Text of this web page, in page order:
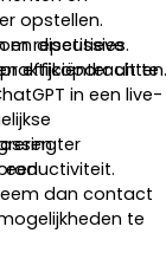
opstellen.
repetitieve
efficiënter uit te
ter
en discussies.
in een live-
een
dan contact
te